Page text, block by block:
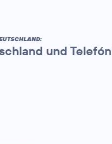
und